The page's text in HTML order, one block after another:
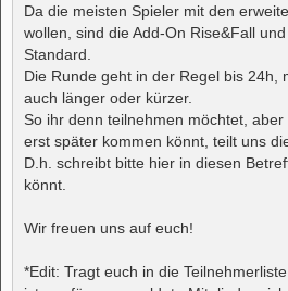
Da die meisten Spieler mit den
wollen, sind die Add-On Rise&Fall
Standard.
Die Runde geht in der Regel bis 24h,
auch länger oder kürzer.
So ihr denn teilnehmen möchtet,
erst später kommen könnt, teilt uns
D.h. schreibt bitte hier in diesen
könnt.
Wir freuen uns auf euch!
*Edit: Tragt euch in die